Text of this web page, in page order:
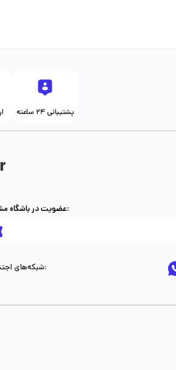
پشتیبانی ۲۴ ساعته
عضویت در باشگاه مشتریان:
شبکه‌های اجتماعی: